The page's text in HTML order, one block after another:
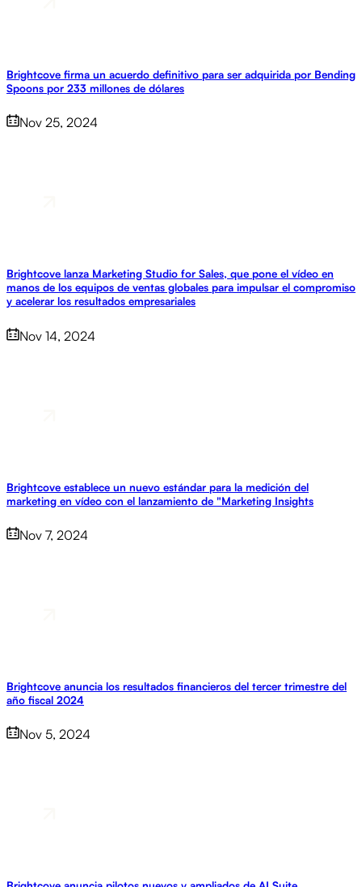
Brightcove firma un acuerdo definitivo para ser adquirida por Bending
Spoons por 233 millones de dólares
Nov 25, 2024
Brightcove lanza Marketing Studio for Sales, que pone el vídeo en
manos de los equipos de ventas globales para impulsar el compromiso
y acelerar los resultados empresariales
Nov 14, 2024
Brightcove establece un nuevo estándar para la medición del
marketing en vídeo con el lanzamiento de "Marketing Insights
Nov 7, 2024
Brightcove anuncia los resultados financieros del tercer trimestre del
año fiscal 2024
Nov 5, 2024